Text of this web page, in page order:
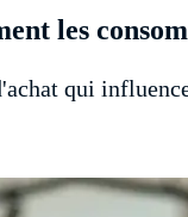
les
qui